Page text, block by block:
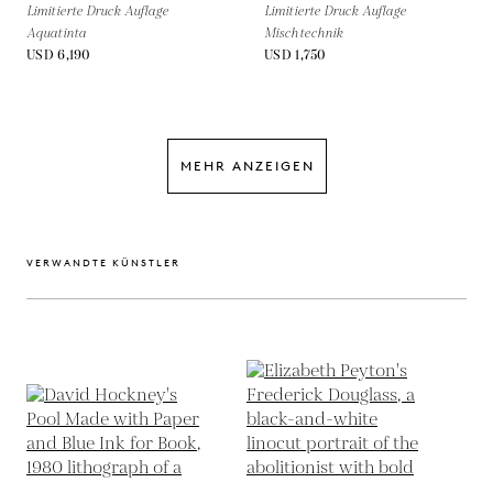
Limitierte Druck Auflage
Aquatinta
USD 6,190
Limitierte Druck Auflage
Mischtechnik
USD 1,750
MEHR ANZEIGEN
VERWANDTE KÜNSTLER